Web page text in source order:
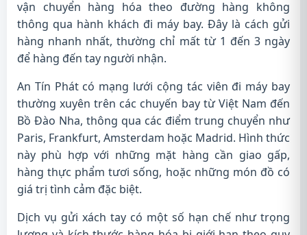
vận chuyển hàng hóa theo đường hàng không
thông qua hành khách đi máy bay. Đây là cách gửi
hàng nhanh nhất, thường chỉ mất từ 1 đến 3 ngày
để hàng đến tay người nhận.
An Tín Phát có mạng lưới cộng tác viên đi máy bay
thường xuyên trên các chuyến bay từ Việt Nam đến
Bồ Đào Nha, thông qua các điểm trung chuyển như
Paris, Frankfurt, Amsterdam hoặc Madrid. Hình thức
này phù hợp với những mặt hàng cần giao gấp,
hàng thực phẩm tươi sống, hoặc những món đồ có
giá trị tình cảm đặc biệt.
Dịch vụ gửi xách tay có một số hạn chế như trọng